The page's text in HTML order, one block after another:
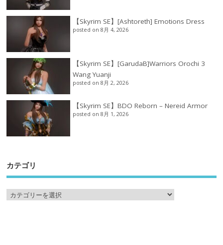
【Skyrim SE】[Ashtoreth] Emotions Dress
posted on 8月 4, 2026
【Skyrim SE】[GarudaB]Warriors Orochi 3
Wang Yuanji
posted on 8月 2, 2026
【Skyrim SE】BDO Reborn – Nereid Armor
posted on 8月 1, 2026
カテゴリ